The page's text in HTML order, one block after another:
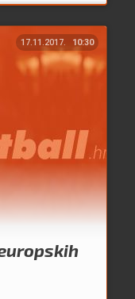
17.11.2017. 10:30